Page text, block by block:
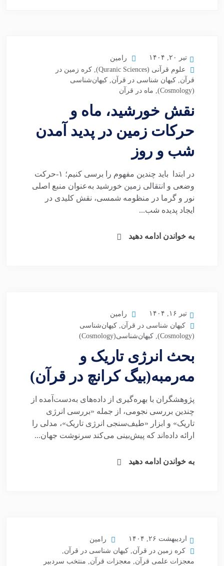
تیر ۲۰, ۱۴۰۴
رامین
علوم قرآنی (Quranic Sciences)
, کره زمین در
قرآن, کیهان شناسی در قرآن, کیهان‌شناسی
(Cosmology)
, ماه در قرآن
نقش خورشید، ماه و
حرکات زمین در پدید آمدن
شب و روز
در ابتدا باید چندین مفهوم را برسی کنیم؛ ۱-حرکت
وضعی و انتقالی زمین خورشید به‌عنوان منبع اصلی
نور و گرما در منظومه شمسی، نقش کلیدی در
ایجاد پدیده شب...
به خواندن ادامه دهید
تیر ۱۶, ۱۴۰۴
رامین
کیهان شناسی در قرآن, کیهان‌شناسی
(Cosmology)
, کیهان‌شناسی(Cosmology)
بحث انرژی تاریک و
مه‌رمبه(بیگ کرانچ در قرآن)
پژوهشگران با بهره‌گیری از داده‌های به‌دست‌آمده از
چندین بررسی نجومی، از جمله «بررسی انرژی
تاریک» و ابزار «طیف‌سنجی انرژی تاریک»، مدلی را
ارائه داده‌اند که پیش‌بینی می‌کند سرنوشت جهان...
به خواندن ادامه دهید
اردیبهشت ۲۶, ۱۴۰۴
رامین
کره زمین در قرآن, کیهان شناسی در قرآن,
معجزات علمی قرآن, معجزات قرآن, منتخب سردبیر